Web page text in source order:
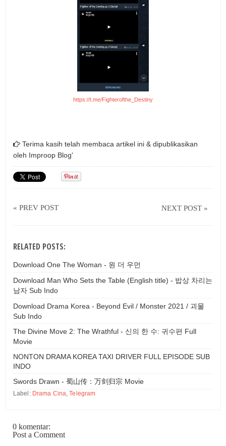
https://t.me/Fighterofthe_Destiny
Terima kasih telah membaca artikel ini & dipublikasikan
oleh Improop Blog'
« PREV POST NEXT POST »
RELATED POSTS:
Download One The Woman - 원 더 우먼
Download Man Who Sets the Table (English title) - 밥상 차리는
남자 Sub Indo
Download Drama Korea - Beyond Evil / Monster 2021 / 괴물
Sub Indo
The Divine Move 2: The Wrathful - 신의 한 수: 귀수편 Full
Movie
NONTON DRAMA KOREA TAXI DRIVER FULL EPISODE SUB
INDO
Swords Drawn - 蜀山传：万剑归宗 Movie
Label: Drama Cina ,Telegram
0 komentar:
Post a Comment